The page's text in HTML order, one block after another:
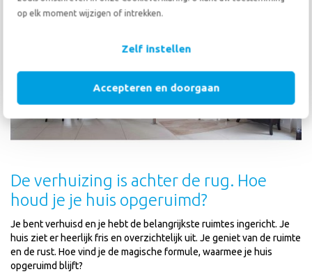
op elk moment wijzigen of intrekken.
Zelf instellen
Accepteren en doorgaan
De verhuizing is achter de rug. Hoe
houd je je huis opgeruimd?
Je bent verhuisd en je hebt de belangrijkste ruimtes ingericht. Je
huis ziet er heerlijk fris en overzichtelijk uit. Je geniet van de ruimte
en de rust. Hoe vind je de magische formule, waarmee je huis
opgeruimd blijft?